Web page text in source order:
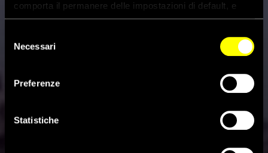
comporta il permanere delle impostazioni di default, e
dunque la continuazione della navigazione con i cookie
dei cookie attivi sul sito clicca
delNecessari
Preferenze
Statistiche
Egitto: aggiornamento sulla
persecuzione delle Ong per i
diritti umani